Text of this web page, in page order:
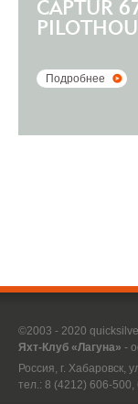
CAPTUR
Подробнее
©2003 - 2020
Яхт-Клуб «Лагуна» -
Россия, г. Хабаровск,
тел.: 8 (4212) 606-500,